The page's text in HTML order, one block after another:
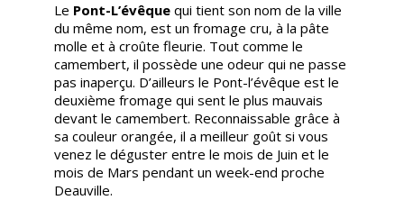
Le Pont-L’évêquequi tient son nom de la ville
du même nom, est un fromage cru, à la pâte
molle et à croûte fleurie. Tout comme le
camembert, il possède une odeur qui ne passe
pas inaperçu. D’ailleurs le Pont-l’évêque est le
deuxième fromage qui sent le plus mauvais
devant le camembert. Reconnaissable grâce à
sa couleur orangée, il a meilleur goût si vous
venez le déguster entre le mois de Juin et le
mois de Mars pendant un week-end proche
Deauville.